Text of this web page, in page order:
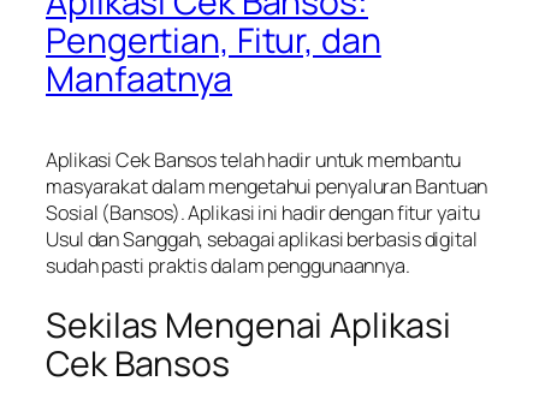
Pengertian, Fitur, dan
Manfaatnya
Aplikasi Cek Bansos telah hadir untuk membantu
masyarakat dalam mengetahui penyaluran Bantuan
Sosial (Bansos). Aplikasi ini hadir dengan fitur yaitu
Usul dan Sanggah, sebagai aplikasi berbasis digital
sudah pasti praktis dalam penggunaannya.
Sekilas Mengenai Aplikasi
Cek Bansos